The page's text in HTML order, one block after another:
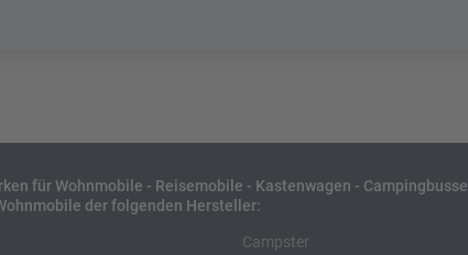
für Wohnmobile - Reisemobile - Kastenwagen - Campingbusse
der folgenden Hersteller:
Campster